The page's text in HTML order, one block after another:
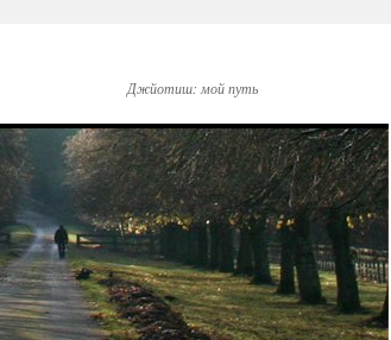
Джйотиш: мой путь